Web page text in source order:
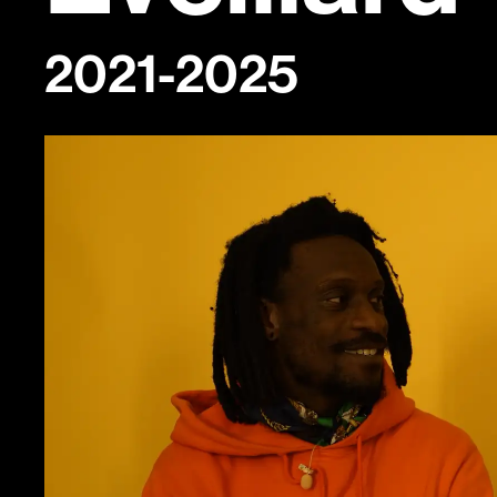
2021-2025
numériques
Infos
Scopitone